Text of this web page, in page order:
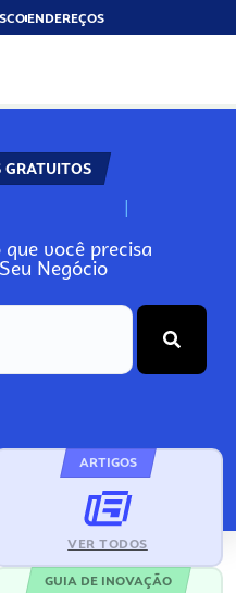
ENDEREÇOS
GRATUITOS
N
você precisa
Negócio
ARTIGOS
VER TODOS
GUIA DE INOVAÇÃO